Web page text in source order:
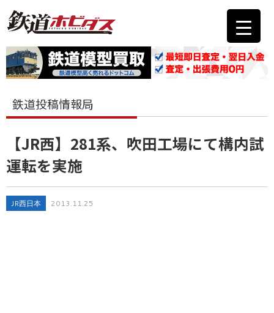
鉄道投稿情報局
【JR西】281系、吹田工場にて構内試
運転を実施
JR西日本 2013.11.25